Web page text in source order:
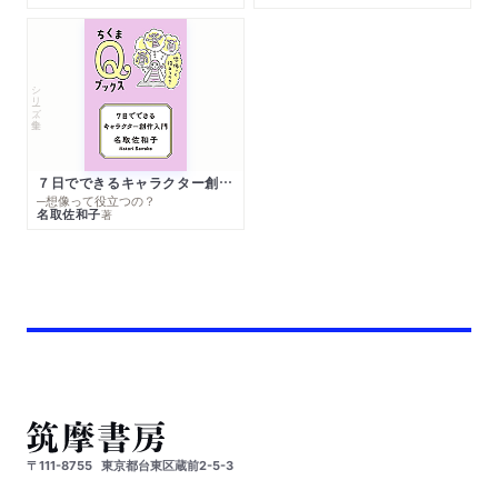
シリーズ・全集
７日でできるキャラクター創作入門
─想像って役立つの？
名取佐和子著
〒111-8755 東京都台東区蔵前2-5-3